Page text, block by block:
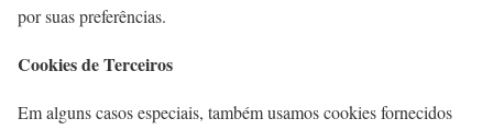
por suas preferências.
Cookies de Terceiros
Em alguns casos especiais, também usamos cookies fornecidos